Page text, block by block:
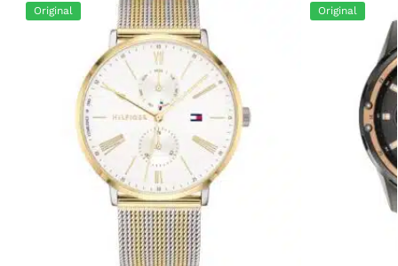
Original Original